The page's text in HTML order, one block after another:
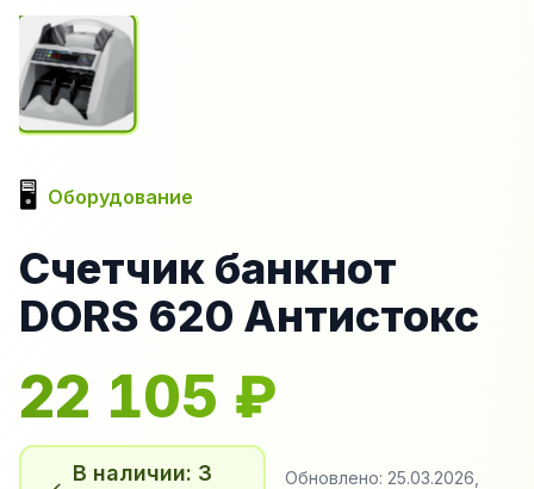
🖥️ Оборудование
Счетчик банкнот
DORS 620 Антистокс
22 105 ₽
В наличии: 3
Обновлено: 25.03.2026,